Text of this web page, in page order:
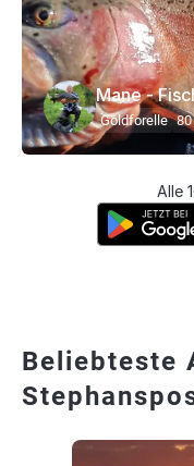
Mane -
Goldforelle
Alle
Beliebteste